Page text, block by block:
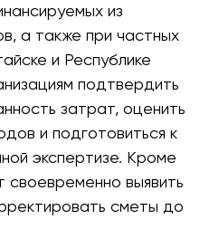
из
а также при частных
и Республике
подтвердить
затрат, оценить
и подготовиться к
экспертизе. Кроме
своевременно выявить
сметы до